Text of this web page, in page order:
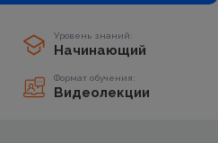
Уровень знаний:
Начинающий
Формат обучения:
Видеолекции